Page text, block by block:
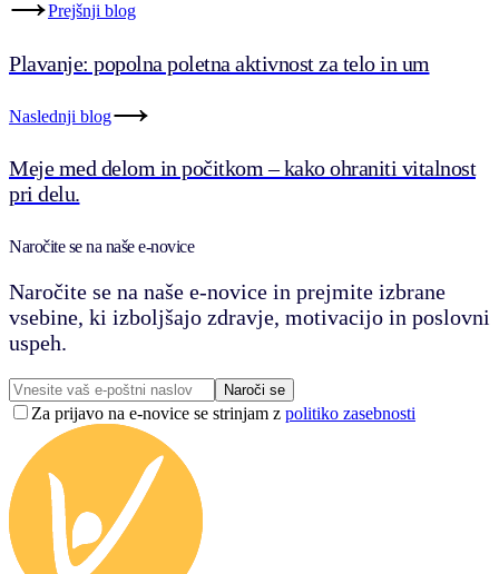
Prejšnji blog
Plavanje: popolna poletna aktivnost za telo in um
Naslednji blog
Meje med delom in počitkom – kako ohraniti vitalnost
pri delu.
Naročite se na naše e-novice
Naročite se na naše e-novice in prejmite izbrane
vsebine, ki izboljšajo zdravje, motivacijo in poslovni
uspeh.
Naroči se
Za prijavo na e-novice se strinjam z politiko zasebnosti